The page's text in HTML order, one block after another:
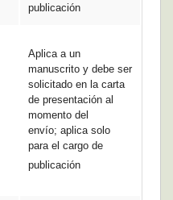
publicación
Aplica a un
manuscrito y debe ser
solicitado en la carta
de presentación al
momento del
envío; aplica solo
para el cargo de
publicación